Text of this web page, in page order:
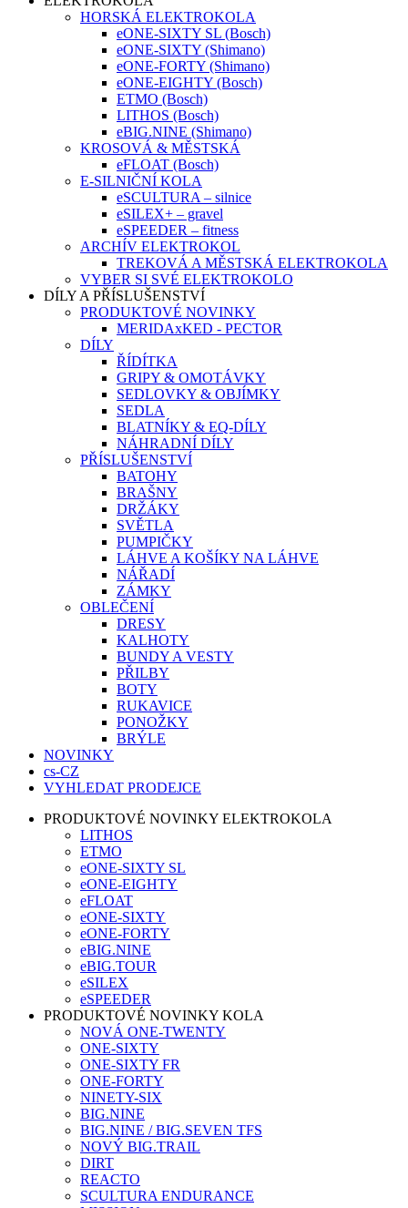
HORSKÁ ELEKTROKOLA
eONE-SIXTY SL (Bosch)
eONE-SIXTY (Shimano)
eONE-FORTY (Shimano)
eONE-EIGHTY (Bosch)
ETMO (Bosch)
LITHOS (Bosch)
eBIG.NINE (Shimano)
KROSOVÁ & MĚSTSKÁ
eFLOAT (Bosch)
E-SILNIČNÍ KOLA
eSCULTURA – silnice
eSILEX+ – gravel
eSPEEDER – fitness
ARCHÍV ELEKTROKOL
TREKOVÁ A MĚSTSKÁ ELEKTROKOLA
VYBER SI SVÉ ELEKTROKOLO
DÍLY A PŘÍSLUŠENSTVÍ
PRODUKTOVÉ NOVINKY
MERIDAxKED - PECTOR
DÍLY
ŘÍDÍTKA
GRIPY & OMOTÁVKY
SEDLOVKY & OBJÍMKY
SEDLA
BLATNÍKY & EQ-DÍLY
NÁHRADNÍ DÍLY
PŘÍSLUŠENSTVÍ
BATOHY
BRAŠNY
DRŽÁKY
SVĚTLA
PUMPIČKY
LÁHVE A KOŠÍKY NA LÁHVE
NÁŘADÍ
ZÁMKY
OBLEČENÍ
DRESY
KALHOTY
BUNDY A VESTY
PŘILBY
BOTY
RUKAVICE
PONOŽKY
BRÝLE
NOVINKY
cs-CZ
VYHLEDAT PRODEJCE
PRODUKTOVÉ NOVINKY ELEKTROKOLA
LITHOS
ETMO
eONE-SIXTY SL
eONE-EIGHTY
eFLOAT
eONE-SIXTY
eONE-FORTY
eBIG.NINE
eBIG.TOUR
eSILEX
eSPEEDER
PRODUKTOVÉ NOVINKY KOLA
NOVÁ ONE-TWENTY
ONE-SIXTY
ONE-SIXTY FR
ONE-FORTY
NINETY-SIX
BIG.NINE
BIG.NINE / BIG.SEVEN TFS
NOVÝ BIG.TRAIL
DIRT
REACTO
SCULTURA ENDURANCE